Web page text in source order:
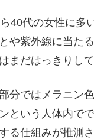
40代の女性に多
や紫外線に当た
まだはっきりして
分ではメラニン
という人体内で
る仕組みが推測